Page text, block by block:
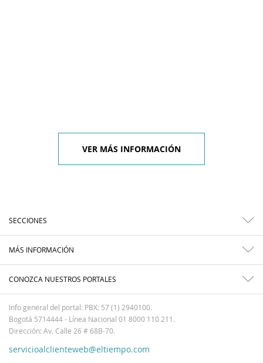
VER MÁS INFORMACIÓN
SECCIONES
MÁS INFORMACIÓN
CONOZCA NUESTROS PORTALES
Info general del portal: PBX: 57 (1) 2940100.
Bogotá 5714444 - Línea Nacional 01 8000 110 211.
Dirección: Av. Calle 26 # 68B-70.
servicioalclienteweb@eltiempo.com